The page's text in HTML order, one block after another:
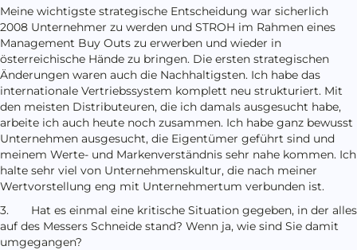
Meine wichtigste strategische Entscheidung war sicherlich
2008 Unternehmer zu werden und STROH im Rahmen eines
Management Buy Outs zu erwerben und wieder in
österreichische Hände zu bringen. Die ersten strategischen
Änderungen waren auch die Nachhaltigsten. Ich habe das
internationale Vertriebssystem komplett neu strukturiert. Mit
den meisten Distributeuren, die ich damals ausgesucht habe,
arbeite ich auch heute noch zusammen. Ich habe ganz bewusst
Unternehmen ausgesucht, die Eigentümer geführt sind und
meinem Werte- und Markenverständnis sehr nahe kommen. Ich
halte sehr viel von Unternehmenskultur, die nach meiner
Wertvorstellung eng mit Unternehmertum verbunden ist.
3. Hat es einmal eine kritische Situation gegeben, in der alles
auf des Messers Schneide stand? Wenn ja, wie sind Sie damit
umgegangen?